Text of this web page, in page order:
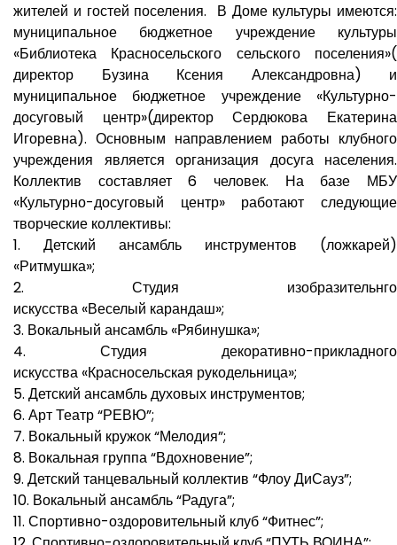
жителей и гостей поселения. В Доме культуры имеются:
муниципальное бюджетное учреждение культуры
«Библиотека Красносельского сельского поселения»(
директор Бузина Ксения Александровна) и
муниципальное бюджетное учреждение «Культурно-
досуговый центр»(директор Сердюкова Екатерина
Игоревна). Основным направлением работы клубного
учреждения является организация досуга населения.
Коллектив составляет 6 человек. На базе МБУ
«Культурно-досуговый центр» работают следующие
творческие коллективы:
1. Детский ансамбль инструментов (ложкарей)
«Ритмушка»;
2. Студия изобразительнго
искусства «Веселый карандаш»;
3. Вокальный ансамбль «Рябинушка»;
4. Студия декоративно-прикладного
искусства «Красносельская рукодельница»;
5. Детский ансамбль духовых инструментов;
6. Арт Театр “РЕВЮ”;
7. Вокальный кружок “Мелодия”;
8. Вокальная группа “Вдохновение”;
9. Детский танцевальный коллектив “Флоу ДиСауз”;
10. Вокальный ансамбль “Радуга”;
11. Спортивно-оздоровительный клуб “Фитнес”;